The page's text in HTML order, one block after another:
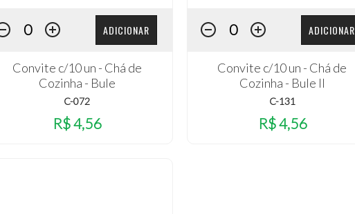
ADICIONAR
Convite c/10 un - Chá de
Cozinha - Bule
C-072
R$ 4,56
ADICIONAR
Convite c/10 un - Chá de
Cozinha - Bule II
C-131
R$ 4,56